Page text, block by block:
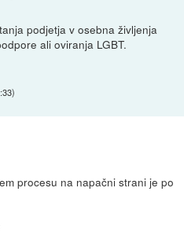
podjetja v osebna življenja
ali oviranja LGBT.
)
procesu na napačni strani je po